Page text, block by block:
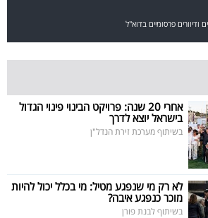
ודיוורים פרסומיים בדוא"ל
אחרי 20 שנה: פרויקט הבינוי פינוי הגדול
בישראל יוצא לדרך
בשיתוף מערכת זירת הנדל"ן
לא רק מי שנפגע מטיל: מי בכלל יכול להיות
מוכר כנפגע איבה?
בשיתוף לבנת פורן